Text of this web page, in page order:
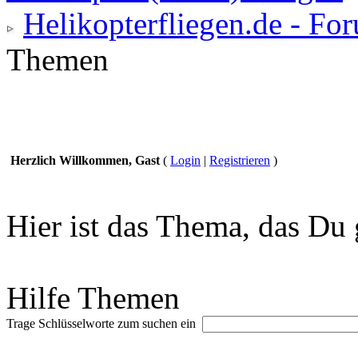
Helikopterfliegen.de -
Themen
Herzlich Willkommen, Gast ( Login | Registrieren )
Hier ist das Thema, das Du
Hilfe Themen
Trage Schlüsselworte zum suchen ein